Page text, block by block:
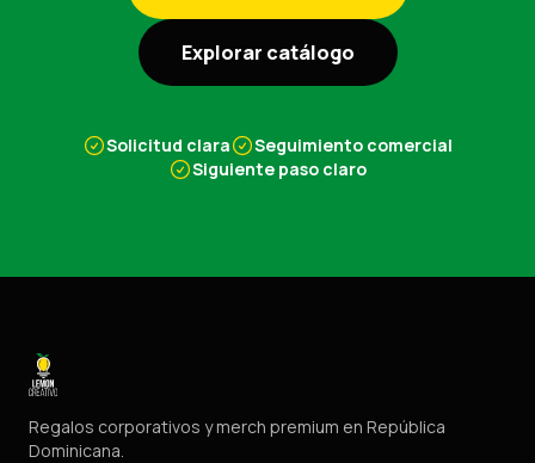
Explorar catálogo
Solicitud clara
Seguimiento comercial
Siguiente paso claro
Regalos corporativos y merch premium en República
Dominicana.